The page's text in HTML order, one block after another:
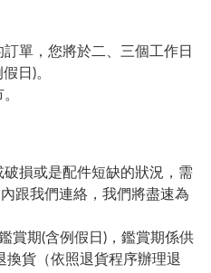
單，您將於二、三個工作日
假日)。
損或是配件短缺的狀況，需
跟我們連絡，我們將盡速為
賞期(含例假日)，鑑賞期係供
貨（依照退貨程序辦理退